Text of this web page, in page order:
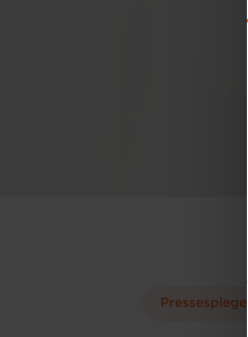
Pressespiegel